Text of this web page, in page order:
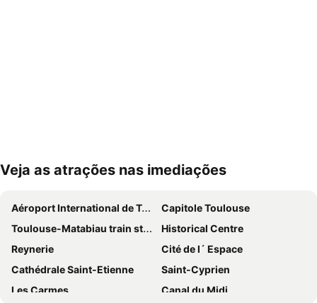
Ampliar mapa
Veja as atrações nas imediações
Aéroport International de Toulouse Blagnac
Capitole Toulouse
Toulouse-Matabiau train station
Historical Centre
Reynerie
Cité de l´ Espace
Cathédrale Saint-Etienne
Saint-Cyprien
Les Carmes
Canal du Midi